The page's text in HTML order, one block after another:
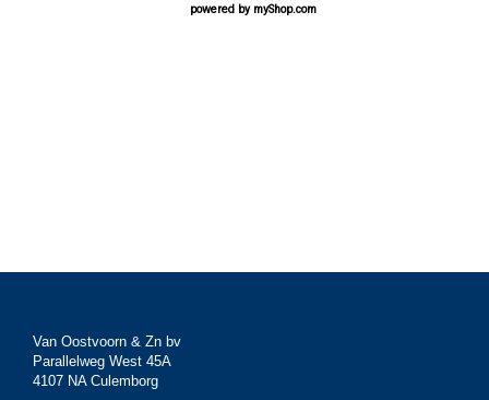
powered by myShop.com
Van Oostvoorn & Zn bv
Parallelweg West 45A
4107 NA Culemborg